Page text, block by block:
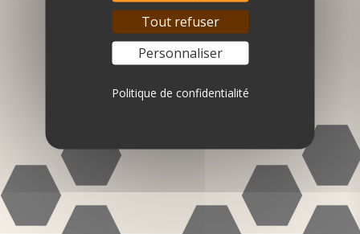
produits
et faites-les
découvrir!
Tout refuser
Personnaliser
Politique de confidentialité